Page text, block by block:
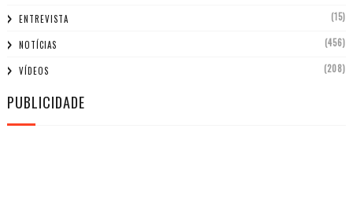
ENTREVISTA (15)
NOTÍCIAS (456)
VÍDEOS (208)
PUBLICIDADE